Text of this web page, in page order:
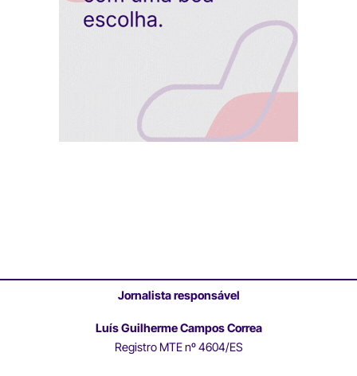
Jornalista responsável
Luís Guilherme Campos Correa
Registro MTE nº 4604/ES